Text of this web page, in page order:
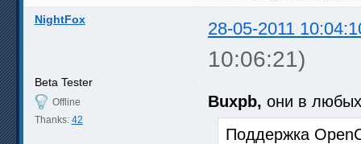
NightFox 28-05-2011
10:06:21)
Beta Tester
Offline
Thanks: 42
Buxpb, они в
Поддержка